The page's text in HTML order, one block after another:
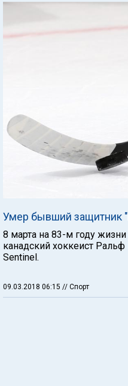
Умер бывший защитник
8 марта на 83-м году
канадский хоккеист
Sentinel.
09.03.2018 06:15 // Спорт